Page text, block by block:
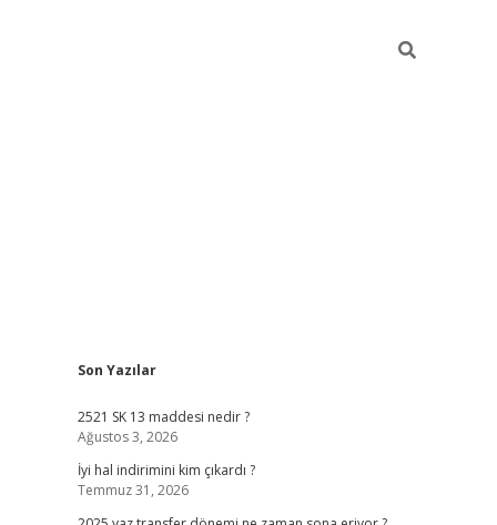
Sidebar
Son Yazılar
2521 SK 13 maddesi nedir ?
Ağustos 3, 2026
İyi hal indirimini kim çıkardı ?
Temmuz 31, 2026